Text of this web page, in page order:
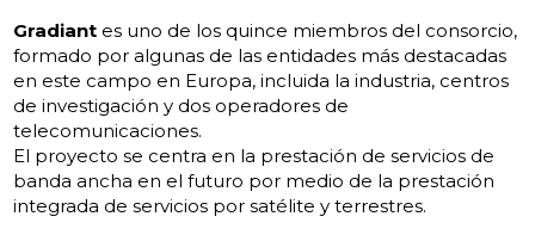
Gradiant es uno de los quince miembros del consorcio,
formado por algunas de las entidades más destacadas
en este campo en Europa, incluida la industria, centros
de investigación y dos operadores de
telecomunicaciones.
El proyecto se centra en la prestación de servicios de
banda ancha en el futuro por medio de la prestación
integrada de servicios por satélite y terrestres.